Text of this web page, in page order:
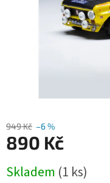
949 Kč –6 %
890 Kč
cena:
Skladem (1 ks)